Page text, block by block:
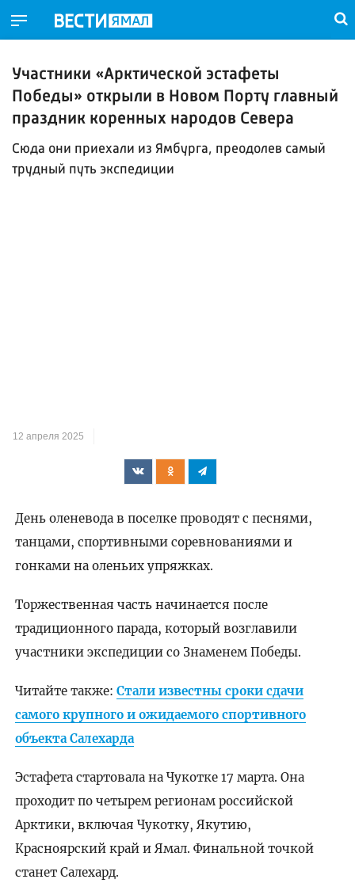
Участники «Арктической эстафеты
Победы» открыли в Новом Порту главный
праздник коренных народов Севера
Сюда они приехали из Ямбурга, преодолев самый
трудный путь экспедиции
12 апреля 2025
День оленевода в поселке проводят с песнями,
танцами, спортивными соревнованиями и
гонками на оленьих упряжках.
Торжественная часть начинается после
традиционного парада, который возглавили
участники экспедиции со Знаменем Победы.
Читайте также: Стали известны сроки сдачи
самого крупного и ожидаемого спортивного
объекта Салехарда
Эстафета стартовала на Чукотке 17 марта. Она
проходит по четырем регионам российской
Арктики, включая Чукотку, Якутию,
Красноярский край и Ямал. Финальной точкой
станет Салехард.